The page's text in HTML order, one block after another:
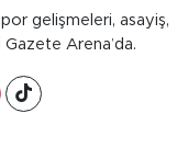
gelişmeleri, asayiş,
Arena’da.